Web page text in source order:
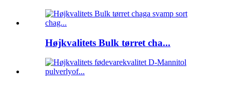
Højkvalitets Bulk tørret cha...